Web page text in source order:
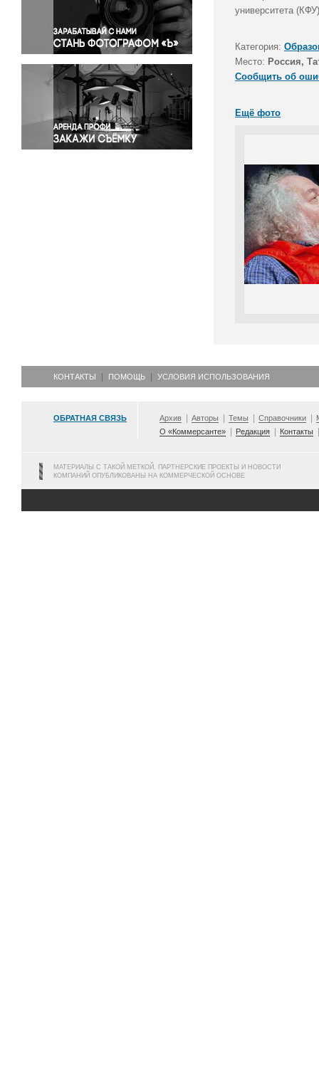
Правосудие
Происшествия и конфликты
Религия
Светская жизнь
Спорт
Экология
Экономика и бизнес
университета
Категория:
Место: Россия,
Сообщить об
Ещё фото
КОНТАКТЫ ПОМОЩЬ УСЛОВИЯ ИСПОЛЬЗОВАНИЯ
ОБРАТНАЯ СВЯЗЬ Архив Авторы Темы Справочники
О «Коммерсанте»
Редакция Контакты
МАТЕРИАЛЫ С ТАКОЙ МЕТКОЙ, ПАРТНЕРСКИЕ ПРОЕКТЫ И НОВОСТИ
КОМПАНИЙ ОПУБЛИКОВАНЫ НА КОММЕРЧЕСКОЙ ОСНОВЕ